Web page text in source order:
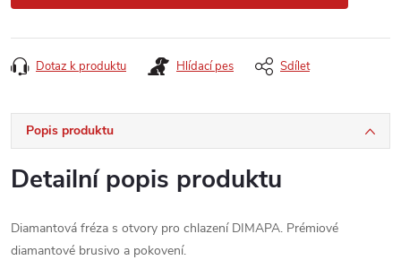
Dotaz k produktu Hlídací pes Sdílet
Popis produktu
Detailní popis produktu
Diamantová fréza s otvory pro chlazení DIMAPA. Prémiové
diamantové brusivo a pokovení.